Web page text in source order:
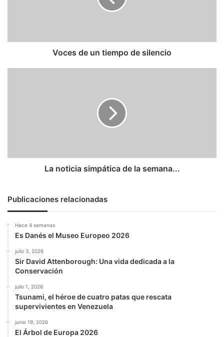
Voces de un tiempo de silencio
La noticia simpática de la semana...
Publicaciones relacionadas
Hace 4 semanas
Es Danés el Museo Europeo 2026
julio 3, 2026
Sir David Attenborough: Una vida dedicada a la
Conservación
julio 1, 2026
Tsunami, el héroe de cuatro patas que rescata
supervivientes en Venezuela
junio 19, 2026
El Árbol de Europa 2026